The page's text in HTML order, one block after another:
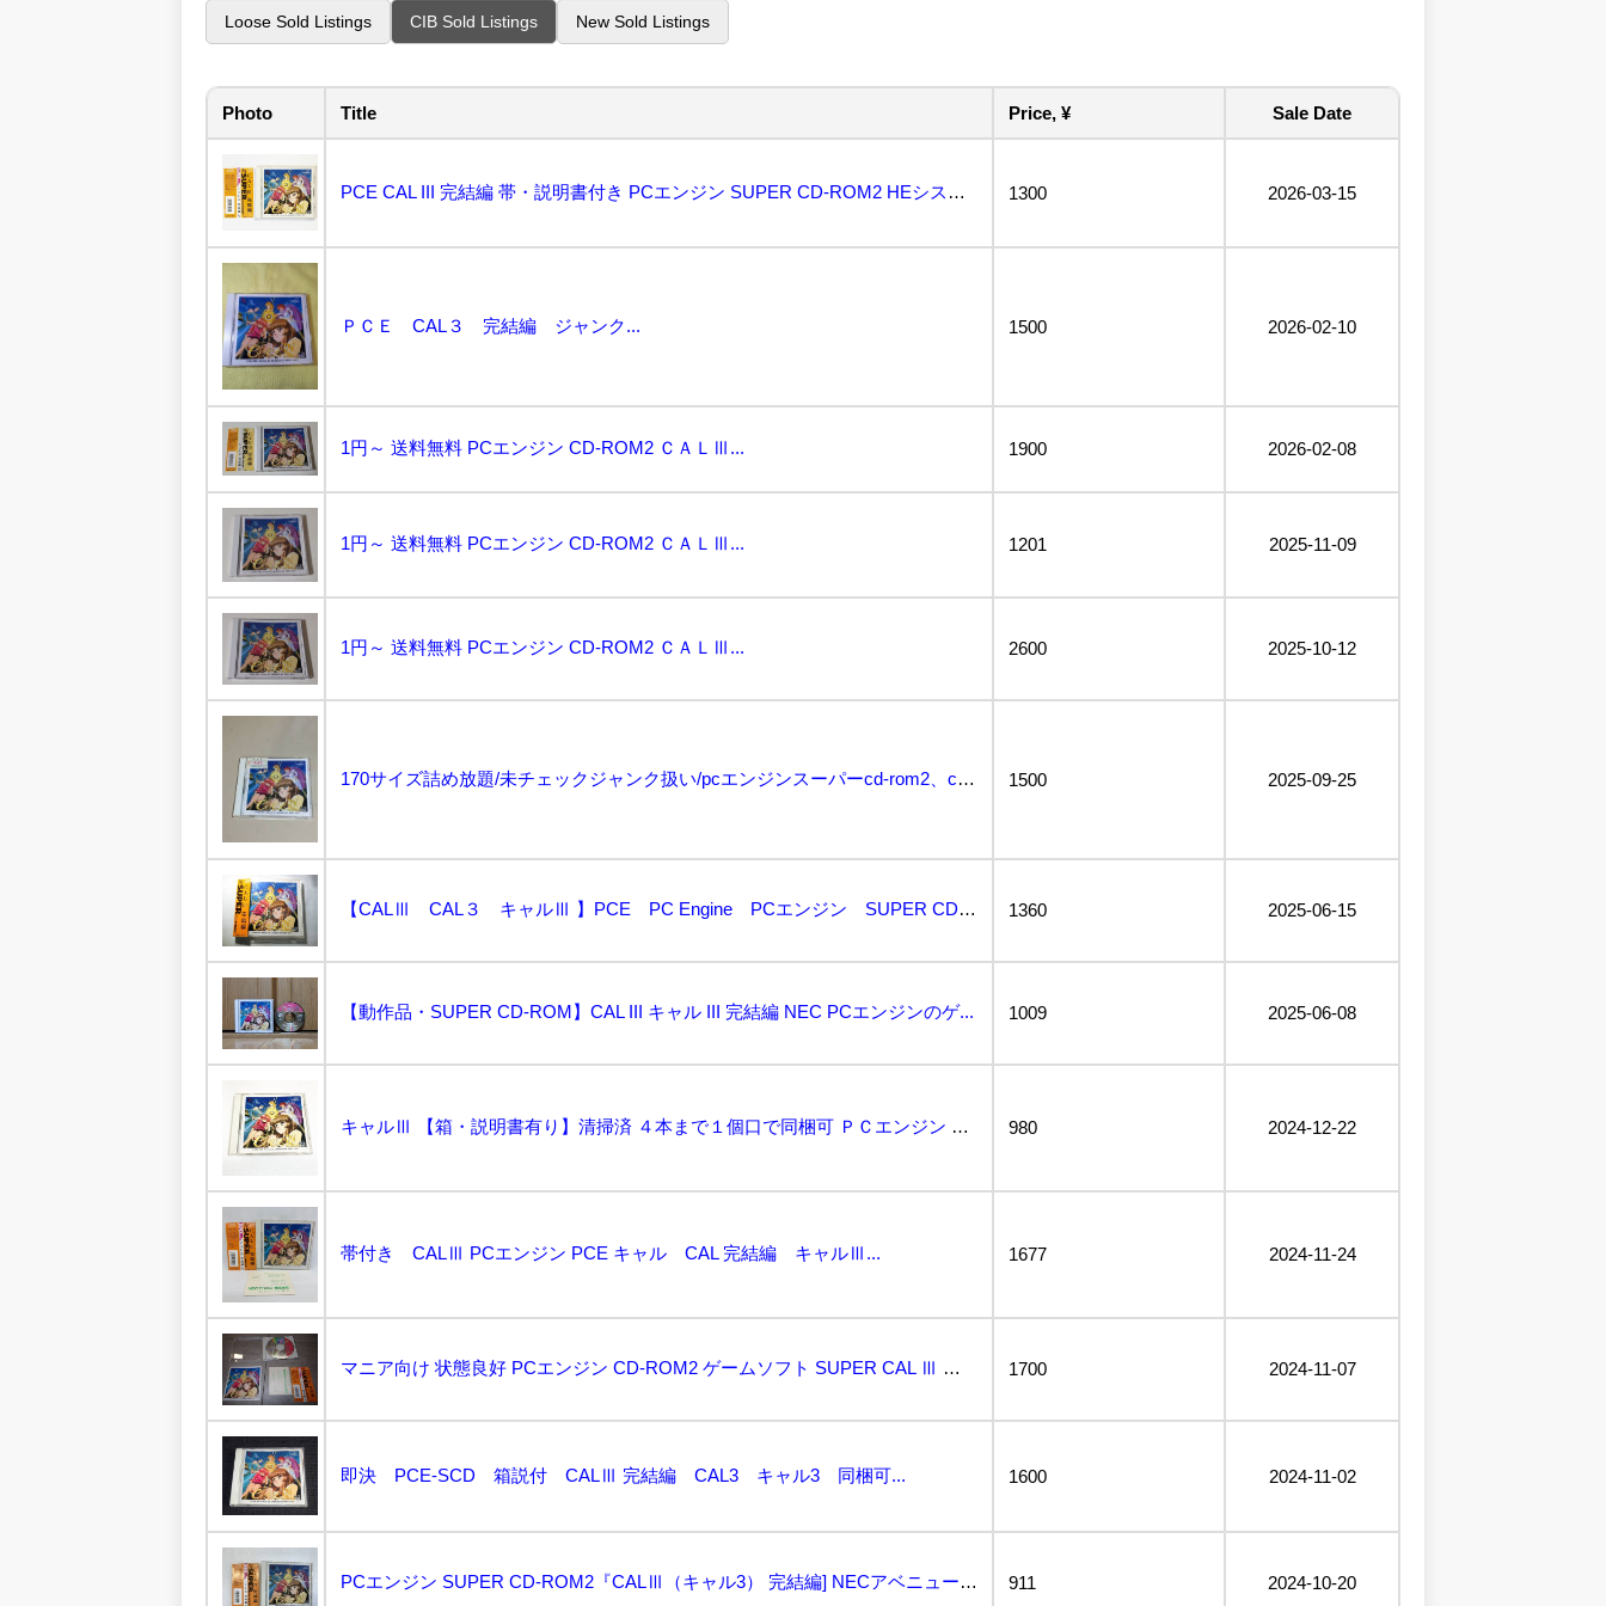
Loose Sold Listings CIB Sold Listings New Sold Listings
Photo Title Price, ¥ Sale Date
PCE CAL III 完結編 帯・説明書付き PCエンジン SUPER CD-ROM2 HEシステ... 1300 2026-03-15
ＰＣＥ CAL３ 完結編 ジャンク... 1500 2026-02-10
1円～ 送料無料 PCエンジン CD-ROM2 ＣＡＬⅢ... 1900 2026-02-08
1円～ 送料無料 PCエンジン CD-ROM2 ＣＡＬⅢ... 1201 2025-11-09
1円～ 送料無料 PCエンジン CD-ROM2 ＣＡＬⅢ... 2600 2025-10-12
170サイズ詰め放題/未チェックジャンク扱い/pcエンジンスーパーcd-rom2、cal 3... 1500 2025-09-25
【CALⅢ CAL３ キャルⅢ 】PCE PC Engine PCエンジン SUPER CD-ROM... 1360 2025-06-15
【動作品・SUPER CD-ROM】CAL III キャル III 完結編 NEC PCエンジンのゲ... 1009 2025-06-08
キャルⅢ 【箱・説明書有り】清掃済 ４本まで１個口で同梱可 ＰＣエンジン CDーROM2... 980 2024-12-22
帯付き CALⅢ PCエンジン PCE キャル CAL 完結編 キャルⅢ... 1677 2024-11-24
マニア向け 状態良好 PCエンジン CD-ROM2 ゲームソフト SUPER CAL Ⅲ キャル 3... 1700 2024-11-07
即決 PCE-SCD 箱説付 CALⅢ 完結編 CAL3 キャル3 同梱可... 1600 2024-11-02
PCエンジン SUPER CD-ROM2『CALⅢ（キャル3） 完結編] NECアベニュー、バーディ... 911 2024-10-20